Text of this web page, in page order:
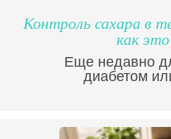
Контроль сахара в
как
Еще недавно
диабетом